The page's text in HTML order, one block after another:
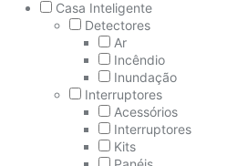
Casa Inteligente
Detectores
Ar
Incêndio
Inundação
Interruptores
Acessórios
Interruptores
Kits